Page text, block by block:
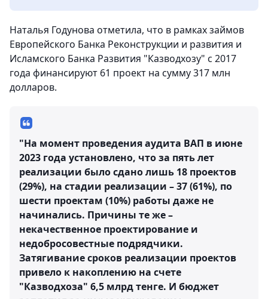
Наталья Годунова отметила, что в рамках займов
Европейского Банка Реконструкции и развития и
Исламского Банка Развития "Казводхозу" с 2017
года финансируют 61 проект на сумму 317 млн
долларов.
"На момент проведения аудита ВАП в июне
2023 года установлено, что за пять лет
реализации было сдано лишь 18 проектов
(29%), на стадии реализации – 37 (61%), по
шести проектам (10%) работы даже не
начинались. Причины те же –
некачественное проектирование и
недобросовестные подрядчики.
Затягивание сроков реализации проектов
привело к накоплению на счете
"Казводхоза" 6,5 млрд тенге. И бюджет